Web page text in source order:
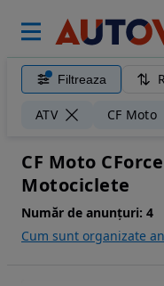
Filtreaza
ATV CF Moto
CF Moto CForce
Motociclete
Număr de anunțuri: 4
Cum sunt organizate